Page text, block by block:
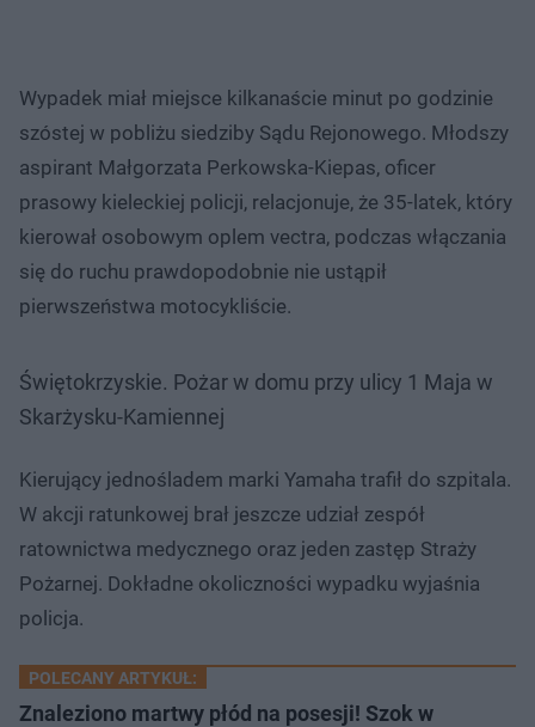
Wypadek miał miejsce kilkanaście minut po godzinie
szóstej w pobliżu siedziby Sądu Rejonowego. Młodszy
aspirant Małgorzata Perkowska-Kiepas, oficer
prasowy kieleckiej policji, relacjonuje, że 35-latek, który
kierował osobowym oplem vectra, podczas włączania
się do ruchu prawdopodobnie nie ustąpił
pierwszeństwa motocykliście.
Świętokrzyskie. Pożar w domu przy ulicy 1 Maja w
Skarżysku-Kamiennej
Kierujący jednośladem marki Yamaha trafił do szpitala.
W akcji ratunkowej brał jeszcze udział zespół
ratownictwa medycznego oraz jeden zastęp Straży
Pożarnej. Dokładne okoliczności wypadku wyjaśnia
policja.
POLECANY ARTYKUŁ:
Znaleziono martwy płód na posesji! Szok w